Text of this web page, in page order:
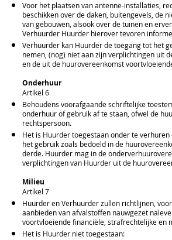
Voor het plaatsen van antenne-installaties,
beschikken over de daken, buitengevels, de
van gebouwen, alsook over de tuinen en
Verhuurder Huurder hierover tevoren
Verhuurder kan Huurder de toegang tot het
nemen, (nog) niet aan zijn verplichtingen uit
en de uit de huurovereenkomst
Onderhuur
Artikel 6
Behoudens voorafgaande schriftelijke
onderhuur of gebruik af te staan, ofwel de
rechtspersoon.
Het is Huurder toegestaan onder te
het gebruik zoals bedoeld in de
derde. Huurder mag in de
verplichtingen van Huurder uit de
Milieu
Artikel 7
Huurder en Verhuurder zullen richtlijnen,
aanbieden van afvalstoffen nauwgezet
voortvloeiende financiële, strafrechtelijke en
Het is Huurder niet toegestaan: